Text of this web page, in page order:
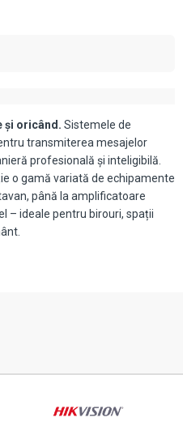
și oricând. Sistemele de
transmiterea mesajelor
profesională și inteligibilă.
o gamă variată de echipamente
până la amplificatoare
– ideale pentru birouri, spații